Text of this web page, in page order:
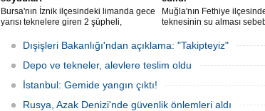
Bursa'nın İznik ilçesindeki limanda gece
yarısı teknelere giren 2 şüpheli,
çaldı. Olay, güvenlik kameralarına
yansıdı, tekne sahiplerinin ihbarıyla
jandarma inceleme başlattı.
Muğla'nın Fethiye
teknesinin su alması
teknenin batmaması için
kurtarma çalışması
Dışişleri Bakanlığı'ndan açıklama: "Takipteyiz"
Depo ve tekneler, alevlere teslim oldu
İstanbul: Gemide yangın çıktı!
Rusya, Azak Denizi'nde güvenlik önlemleri aldı